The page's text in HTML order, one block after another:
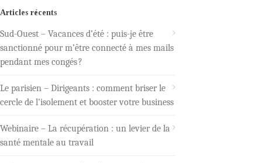
Articles récents
Sud-Ouest – Vacances d’été : puis-je être
sanctionné pour m’être connecté à mes mails
pendant mes congés ?
Le parisien – Dirigeants : comment briser le
cercle de l’isolement et booster votre business
Webinaire – La récupération : un levier de la
santé mentale au travail